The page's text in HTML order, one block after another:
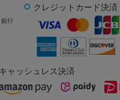
銀行
クレジットカード決済
キャッシュレス決済